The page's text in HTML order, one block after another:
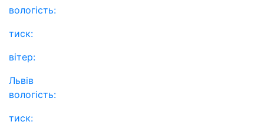
вологість:
тиск:
вітер:
Львів
вологість:
тиск: